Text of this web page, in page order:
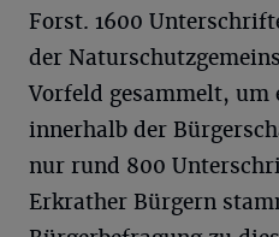
Forst. 1600
der
Vorfeld gesammelt, um
innerhalb der
nur rund 800
Erkrather Bürgern